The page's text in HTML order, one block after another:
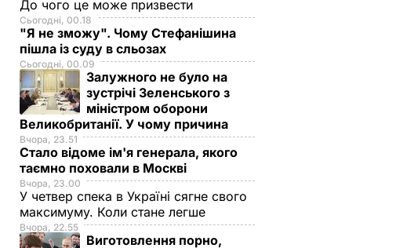
До чого це може призвести
Сьогодні, 00.18
"Я не зможу". Чому Стефанішина
пішла із суду в сльозах
Сьогодні, 00.09
Залужного не було на
зустрічі Зеленського з
міністром оборони
Великобританії. У чому причина
Вчора, 23.51
Стало відоме ім'я генерала, якого
таємно поховали в Москві
Вчора, 23.00
У четвер спека в Україні сягне свого
максимуму. Коли стане легше
Вчора, 22.55
Виготовлення порно,